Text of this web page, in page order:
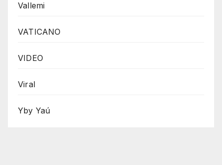
Vallemi
VATICANO
VIDEO
Viral
Yby Yaú